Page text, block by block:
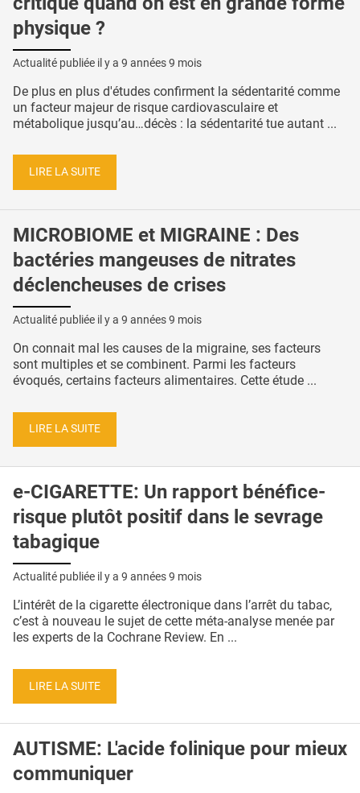
physique ?
Actualité publiée il y a 9 années 9 mois
De plus en plus d'études confirment la sédentarité comme
un facteur majeur de risque cardiovasculaire et
métabolique jusqu’au…décès : la sédentarité tue autant ...
LIRE LA SUITE
MICROBIOME et MIGRAINE : Des
bactéries mangeuses de nitrates
déclencheuses de crises
Actualité publiée il y a 9 années 9 mois
On connait mal les causes de la migraine, ses facteurs
sont multiples et se combinent. Parmi les facteurs
évoqués, certains facteurs alimentaires. Cette étude ...
LIRE LA SUITE
e-CIGARETTE: Un rapport bénéfice-
risque plutôt positif dans le sevrage
tabagique
Actualité publiée il y a 9 années 9 mois
L’intérêt de la cigarette électronique dans l’arrêt du tabac,
c’est à nouveau le sujet de cette méta-analyse menée par
les experts de la Cochrane Review. En ...
LIRE LA SUITE
AUTISME: L'acide folinique pour mieux
communiquer